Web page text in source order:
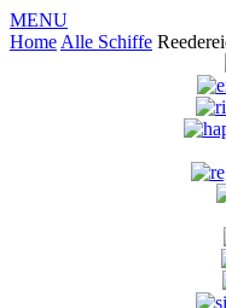
MENU
Home Alle Schiffe